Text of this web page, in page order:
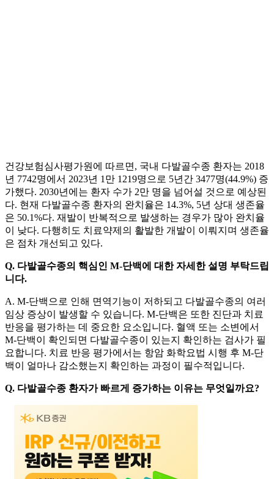
건강보험심사평가원에 따르면, 국내 다발골수종 환자는 2018
년 7742명에서 2023년 1만 1219명으로 5년간 3477명(44.9%) 증
가했다. 2030년에는 환자 수가 2만 명을 넘어설 것으로 예상된
다. 현재 다발골수종 환자의 완치율은 14.3%, 5년 상대 생존율
은 50.1%다. 재발이 반복적으로 발생하는 경우가 많아 완치율
이 낮다. 다행히도 치료약제의 활발한 개발이 이뤄지며 생존율
은 점차 개선되고 있다.
Q. 다발골수종의 핵심인 M-단백에 대한 자세한 설명 부탁드립
니다.
A. M-단백으로 인해 면역기능이 저하되고 다발골수종의 여러
임상 증상이 발생할 수 있습니다. M-단백은 또한 진단과 치료
반응을 평가하는 데 중요한 요소입니다. 혈액 또는 소변에서
M-단백이 확인되면 다발골수종이 있는지 확인하는 검사가 필
요합니다. 치료 반응 평가에서는 항암 화학요법 시행 후 M-단
백이 얼마나 감소했는지 확인하는 과정이 필수적입니다.
Q. 다발골수종 환자가 빠르게 증가하는 이유는 무엇일까요?